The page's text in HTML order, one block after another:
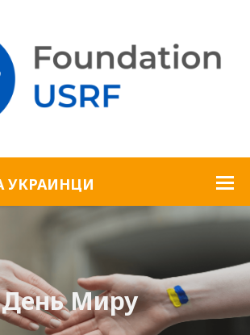
День Миру